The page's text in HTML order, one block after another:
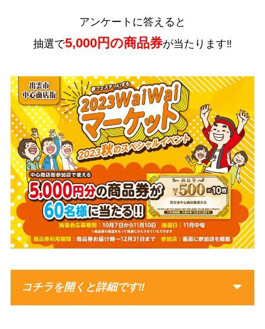
アンケートに答えると
抽選で5,000円の商品券が当たります‼
コチラを開くと詳細です‼